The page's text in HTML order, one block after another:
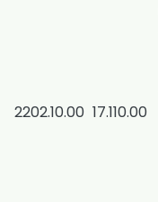
2202.10.00 17.110.00